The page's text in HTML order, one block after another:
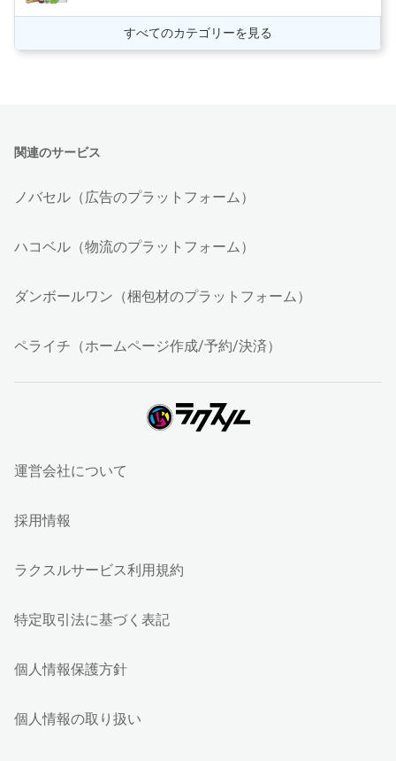
すべてのカテゴリーを見る
関連のサービス
ノバセル（広告のプラットフォーム）
ハコベル（物流のプラットフォーム）
ダンボールワン（梱包材のプラットフォーム）
ペライチ（ホームページ作成/予約/決済）
運営会社について
採用情報
ラクスルサービス利用規約
特定取引法に基づく表記
個人情報保護方針
個人情報の取り扱い